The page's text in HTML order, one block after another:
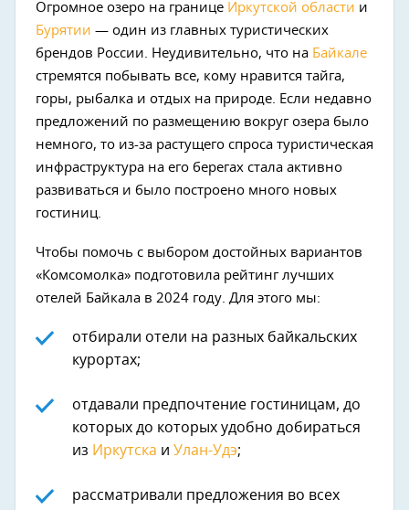
Огромное озеро на границе Иркутской области и
Бурятии — один из главных туристических
брендов России. Неудивительно, что на Байкале
стремятся побывать все, кому нравится тайга,
горы, рыбалка и отдых на природе. Если недавно
предложений по размещению вокруг озера было
немного, то из-за растущего спроса туристическая
инфраструктура на его берегах стала активно
развиваться и было построено много новых
гостиниц.
Чтобы помочь с выбором достойных вариантов
«Комсомолка» подготовила рейтинг лучших
отелей Байкала в 2024 году. Для этого мы:
отбирали отели на разных байкальских
курортах;
отдавали предпочтение гостиницам, до
которых до которых удобно добираться
из Иркутска и Улан-Удэ;
рассматривали предложения во всех